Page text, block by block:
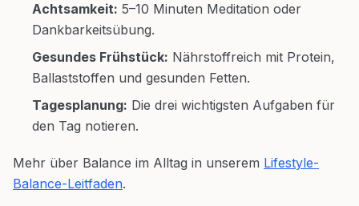
Achtsamkeit: 5–10 Minuten Meditation oder
Dankbarkeitsübung.
Gesundes Frühstück: Nährstoffreich mit Protein,
Ballaststoffen und gesunden Fetten.
Tagesplanung: Die drei wichtigsten Aufgaben für
den Tag notieren.
Mehr über Balance im Alltag in unserem Lifestyle-
Balance-Leitfaden.